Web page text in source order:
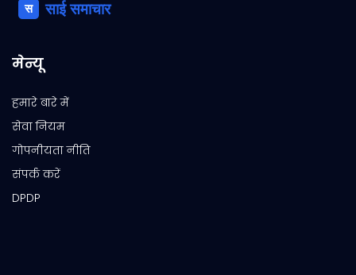
मेन्यू
हमारे बारे में
सेवा नियम
गोपनीयता नीति
संपर्क करें
DPDP